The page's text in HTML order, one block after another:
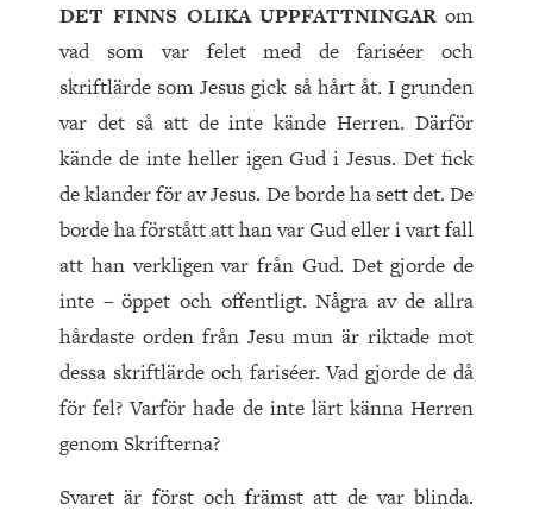
DET FINNS OLIKA UPPFATTNINGAR om
vad som var felet med de fariséer och
skriftlärde som Jesus gick så hårt åt. I grunden
var det så att de inte kände Herren. Därför
kände de inte heller igen Gud i Jesus. Det fick
de klander för av Jesus. De borde ha sett det. De
borde ha förstått att han var Gud eller i vart fall
att han verkligen var från Gud. Det gjorde de
inte – öppet och offentligt. Några av de allra
hårdaste orden från Jesu mun är riktade mot
dessa skriftlärde och fariséer. Vad gjorde de då
för fel? Varför hade de inte lärt känna Herren
genom Skrifterna?
Svaret är först och främst att de var blinda.